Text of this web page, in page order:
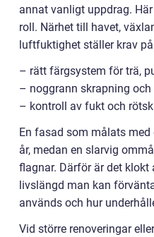
annat vanligt uppdrag.
roll. Närhet till havet,
luftfuktighet ställer krav
– rätt färgsystem för trä,
– noggrann skrapning
– kontroll av fukt och
En fasad som målats
år, medan en slarvig
flagnar. Därför är det
livslängd man kan
används och hur
Vid större renoveringar